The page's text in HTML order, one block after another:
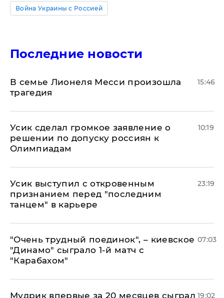
Война Украины с Россией
Последние новости
В семье Лионеля Месси произошла
трагедия
15:46
Усик сделал громкое заявление о
решении по допуску россиян к
Олимпиадам
10:19
Усик выступил с откровенным
признанием перед "последним
танцем" в карьере
23:19
"Очень трудный поединок", – киевское
"Динамо" сыграло 1-й матч с
"Карабахом"
07:03
Мудрик впервые за 20 месяцев сыграл 19:02